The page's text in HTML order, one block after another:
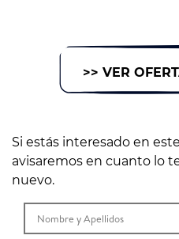
>> VER
Si estás interesado en
avisaremos en cuanto lo
nuevo.